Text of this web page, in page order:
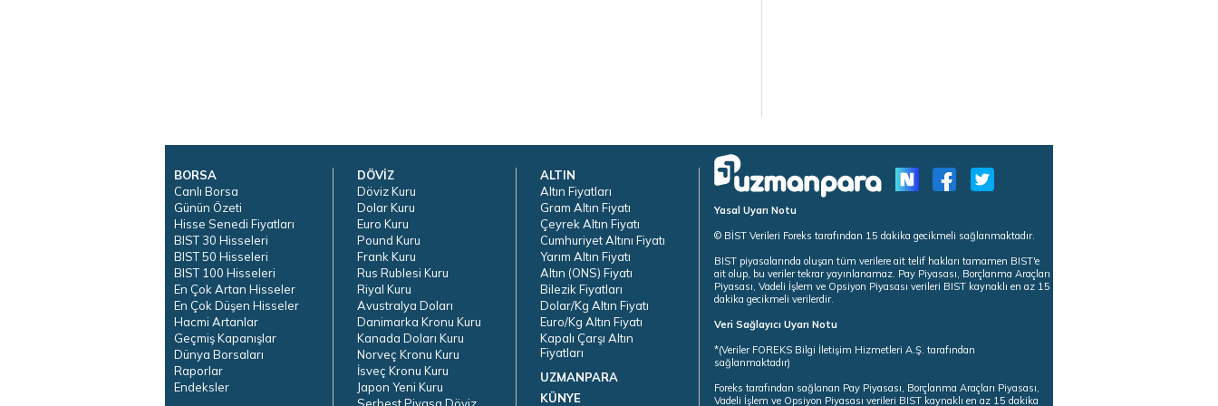
BORSA
Canlı Borsa
Günün Özeti
Hisse Senedi Fiyatları
BIST 30 Hisseleri
BIST 50 Hisseleri
BIST 100 Hisseleri
En Çok Artan Hisseler
En Çok Düşen Hisseler
Hacmi Artanlar
Geçmiş Kapanışlar
Dünya Borsaları
Raporlar
Endeksler
DÖVİZ
Döviz Kuru
Dolar Kuru
Euro Kuru
Pound Kuru
Frank Kuru
Rus Rublesi Kuru
Riyal Kuru
Avustralya Doları
Danimarka Kronu Kuru
Kanada Doları Kuru
Norveç Kronu Kuru
İsveç Kronu Kuru
Japon Yeni Kuru
Serbest Piyasa Döviz
ALTIN
Altın Fiyatları
Gram Altın Fiyatı
Çeyrek Altın Fiyatı
Cumhuriyet Altını Fiyatı
Yarım Altın Fiyatı
Altın (ONS) Fiyatı
Bilezik Fiyatları
Dolar/Kg Altın Fiyatı
Euro/Kg Altın Fiyatı
Kapalı Çarşı Altın
Fiyatları
UZMANPARA
KÜNYE
Yasal Uyarı Notu
© BİST Verileri Foreks tarafından 15 dakika gecikmeli sağlanmaktadır.
BIST piyasalarında oluşan tüm verilere ait telif hakları tamamen BIST'e
ait olup, bu veriler tekrar yayınlanamaz. Pay Piyasası, Borçlanma Araçları
Piyasası, Vadeli İşlem ve Opsiyon Piyasası verileri BIST kaynaklı en az 15
dakika gecikmeli verilerdir.
Veri Sağlayıcı Uyarı Notu
*(Veriler FOREKS Bilgi İletişim Hizmetleri A.Ş. tarafından
sağlanmaktadır)
Foreks tarafından sağlanan Pay Piyasası, Borçlanma Araçları Piyasası,
Vadeli İşlem ve Opsiyon Piyasası verileri BIST kaynaklı en az 15 dakika